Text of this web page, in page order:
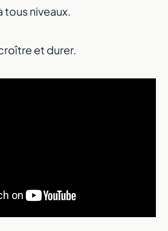
tous niveaux.
et durer.